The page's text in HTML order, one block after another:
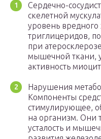
Сердечно-
скелетной
уровень вредного
триглицеридов,
при
мышечной ткани,
активность
Нарушения
Компоненты
стимулирующее,
на организм. Они
усталость и